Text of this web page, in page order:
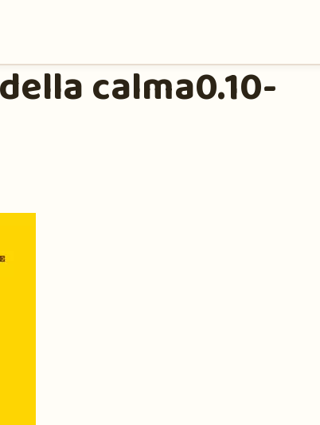
calma0.10-